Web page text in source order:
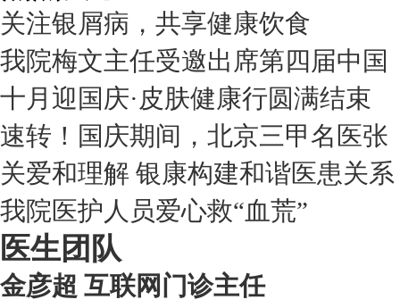
关注银屑病，共享健康饮食
我院梅文主任受邀出席第四届中国
十月迎国庆·皮肤健康行圆满结束
速转！国庆期间，北京三甲名医张
关爱和理解 银康构建和谐医患关系
我院医护人员爱心救“血荒”
医生团队
金彦超 互联网门诊主任